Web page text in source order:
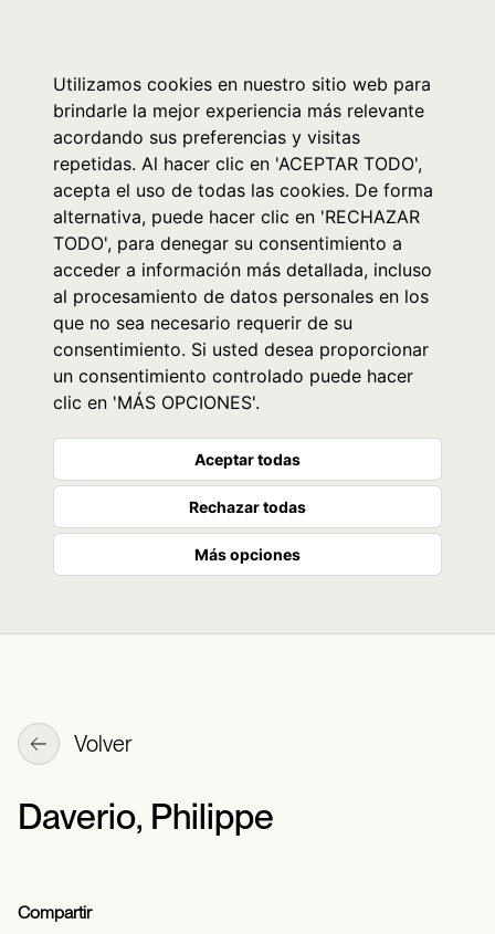
Utilizamos cookies en nuestro sitio web para
brindarle la mejor experiencia más relevante
acordando sus preferencias y visitas
repetidas. Al hacer clic en 'ACEPTAR TODO',
acepta el uso de todas las cookies. De forma
alternativa, puede hacer clic en 'RECHAZAR
TODO', para denegar su consentimiento a
acceder a información más detallada, incluso
al procesamiento de datos personales en los
que no sea necesario requerir de su
consentimiento. Si usted desea proporcionar
un consentimiento controlado puede hacer
clic en 'MÁS OPCIONES'.
Aceptar todas
Rechazar todas
Más opciones
Volver
Daverio, Philippe
Compartir